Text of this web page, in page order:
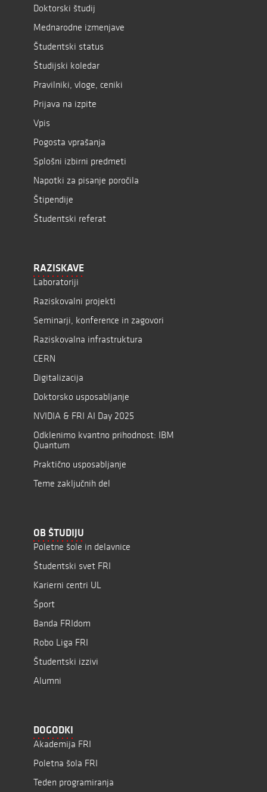
Doktorski študij
Mednarodne izmenjave
Študentski status
Študijski koledar
Pravilniki, vloge, ceniki
Prijava na izpite
Vpis
Pogosta vprašanja
Splošni izbirni predmeti
Napotki za pisanje poročila
Štipendije
Študentski referat
RAZISKAVE
Laboratoriji
Raziskovalni projekti
Seminarji, konference in zagovori
Raziskovalna infrastruktura
CERN
Digitalizacija
Doktorsko usposabljanje
NVIDIA & FRI AI Day 2025
Odklenimo kvantno prihodnost: IBM
Quantum
Praktično usposabljanje
Teme zaključnih del
OB ŠTUDIJU
Poletne šole in delavnice
Študentski svet FRI
Karierni centri UL
Šport
Banda FRIdom
Robo Liga FRI
Študentski izzivi
Alumni
DOGODKI
Akademija FRI
Poletna šola FRI
Teden programiranja